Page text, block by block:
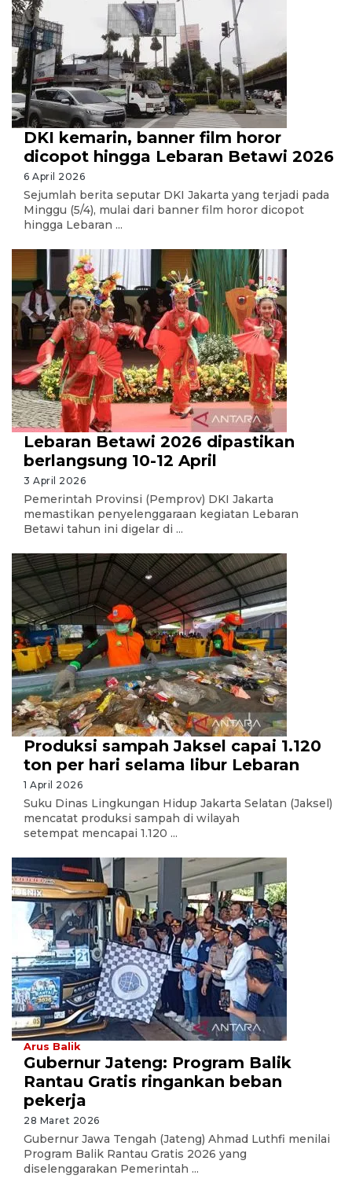
DKI kemarin, banner film horor
dicopot hingga Lebaran Betawi 2026
6 April 2026
Sejumlah berita seputar DKI Jakarta yang terjadi pada
Minggu (5/4), mulai dari banner film horor dicopot
hingga Lebaran ...
Lebaran Betawi 2026 dipastikan
berlangsung 10-12 April
3 April 2026
Pemerintah Provinsi (Pemprov) DKI Jakarta
memastikan penyelenggaraan kegiatan Lebaran
Betawi tahun ini digelar di ...
Produksi sampah Jaksel capai 1.120
ton per hari selama libur Lebaran
1 April 2026
Suku Dinas Lingkungan Hidup Jakarta Selatan (Jaksel)
mencatat produksi sampah di wilayah
setempat mencapai 1.120 ...
Arus Balik
Gubernur Jateng: Program Balik
Rantau Gratis ringankan beban
pekerja
28 Maret 2026
Gubernur Jawa Tengah (Jateng) Ahmad Luthfi menilai
Program Balik Rantau Gratis 2026 yang
diselenggarakan Pemerintah ...